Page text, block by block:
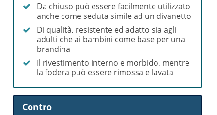
Da chiuso può essere facilmente utilizzato
anche come seduta simile ad un divanetto
Di qualità, resistente ed adatto sia agli
adulti che ai bambini come base per una
brandina
Il rivestimento interno e morbido, mentre
la fodera può essere rimossa e lavata
Contro